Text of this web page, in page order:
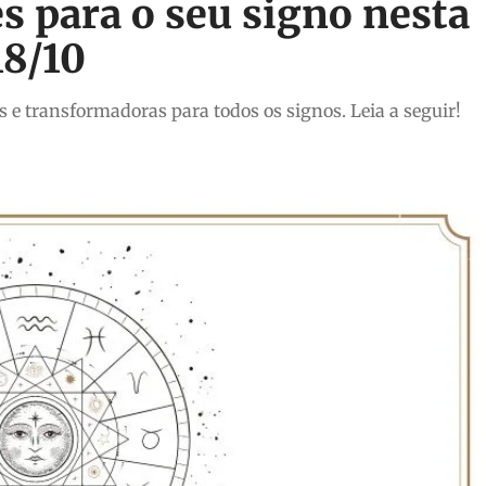
para o seu signo nesta
10
transformadoras para todos os signos. Leia a seguir!